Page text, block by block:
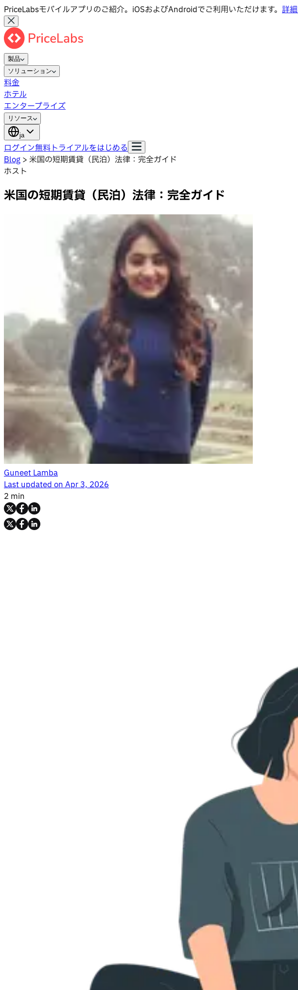
PriceLabsモバイルアプリのご紹介。iOSおよびAndroidでご利用いただけます。 詳
製品
ソリューション
料金
ホテル
エンタープライズ
リソース
ja
ログイン無料トライアルをはじめる
Blog > 米国の短期賃貸（民泊）法律：完全ガイド
ホスト
米国の短期賃貸（民泊）法律：完全ガイド
Guneet Lamba
Last updated onApr 3, 2026
2 min